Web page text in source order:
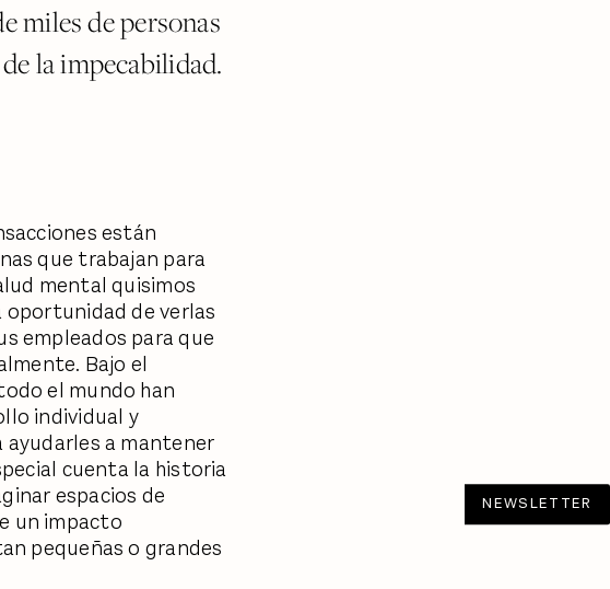
miles de personas
la impecabilidad.
están
que trabajan para
mental quisimos
oportunidad de verlas
empleados para que
Bajo el
el mundo han
individual y
a mantener
cuenta la historia
espacios de
un impacto
pequeñas o grandes
NEWSLETTER